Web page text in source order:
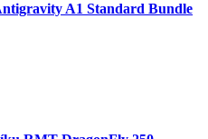
A1 Standard Bundle